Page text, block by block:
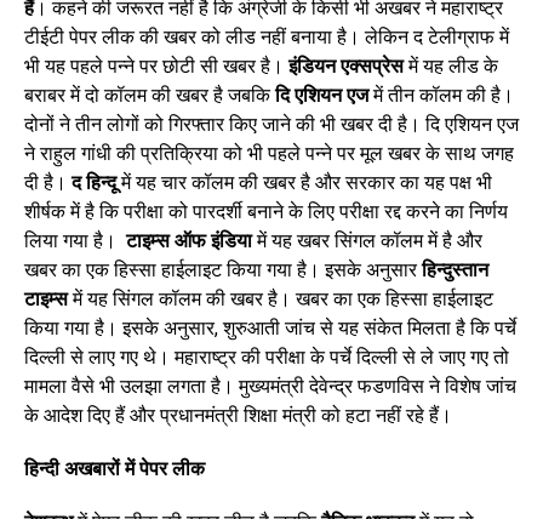
हैं। कहने की जरूरत नहीं है कि अंग्रेजी के किसी भी अखबर ने महाराष्ट्र
टीईटी पेपर लीक की खबर को लीड नहीं बनाया है। लेकिन द टेलीग्राफ में
भी यह पहले पन्ने पर छोटी सी खबर है।इंडियन एक्सप्रेसमें यह लीड के
बराबर में दो कॉलम की खबर है जबकिदि एशियन एजमें तीन कॉलम की है।
दोनों ने तीन लोगों को गिरफ्तार किए जाने की भी खबर दी है। दि एशियन एज
ने राहुल गांधी की प्रतिक्रिया को भी पहले पन्ने पर मूल खबर के साथ जगह
दी है।द हिन्दूमें यह चार कॉलम की खबर है और सरकार का यह पक्ष भी
शीर्षक में है कि परीक्षा को पारदर्शी बनाने के लिए परीक्षा रद्द करने का निर्णय
लिया गया है।टाइम्स ऑफ इंडियामें यह खबर सिंगल कॉलम में है और
खबर का एक हिस्सा हाईलाइट किया गया है। इसके अनुसारहिन्दुस्तान
टाइम्समें यह सिंगल कॉलम की खबर है। खबर का एक हिस्सा हाईलाइट
किया गया है। इसके अनुसार, शुरुआती जांच से यह संकेत मिलता है कि पर्चे
दिल्ली से लाए गए थे। महाराष्ट्र की परीक्षा के पर्चे दिल्ली से ले जाए गए तो
मामला वैसे भी उलझा लगता है। मुख्यमंत्री देवेन्द्र फडणविस ने विशेष जांच
के आदेश दिए हैं और प्रधानमंत्री शिक्षा मंत्री को हटा नहीं रहे हैं।
हिन्दी अखबारों में पेपर लीक